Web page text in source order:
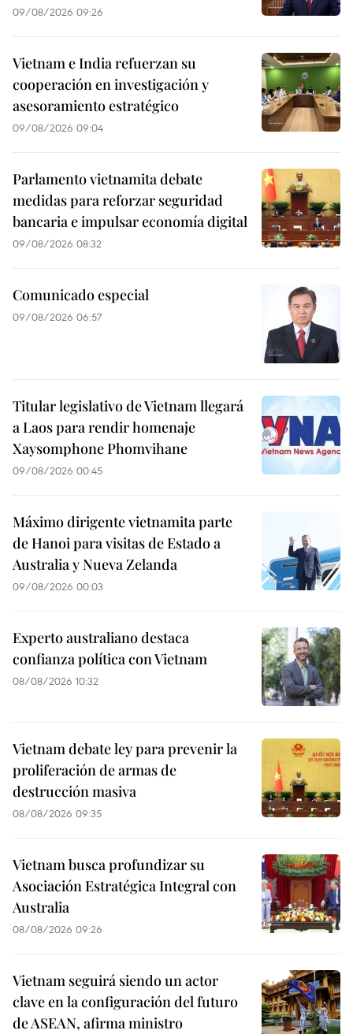
09/08/2026 09:26
Vietnam e India refuerzan su
cooperación en investigación y
asesoramiento estratégico
09/08/2026 09:04
Parlamento vietnamita debate
medidas para reforzar seguridad
bancaria e impulsar economía digital
09/08/2026 08:32
Comunicado especial
09/08/2026 06:57
Titular legislativo de Vietnam llegará
a Laos para rendir homenaje
Xaysomphone Phomvihane
09/08/2026 00:45
Máximo dirigente vietnamita parte
de Hanoi para visitas de Estado a
Australia y Nueva Zelanda
09/08/2026 00:03
Experto australiano destaca
confianza política con Vietnam
08/08/2026 10:32
Vietnam debate ley para prevenir la
proliferación de armas de
destrucción masiva
08/08/2026 09:35
Vietnam busca profundizar su
Asociación Estratégica Integral con
Australia
08/08/2026 09:26
Vietnam seguirá siendo un actor
clave en la configuración del futuro
de ASEAN, afirma ministro